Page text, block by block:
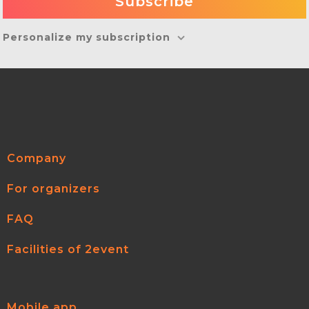
Personalize my subscription
Company
For organizers
FAQ
Facilities of 2event